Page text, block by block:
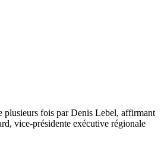
plusieurs fois par Denis Lebel, affirmant
vice-présidente exécutive régionale